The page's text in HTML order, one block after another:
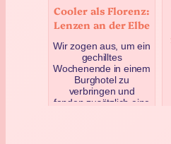
Cooler als Florenz:
Lenzen an der Elbe
Wir zogen aus, um ein
gechilltes
Wochenende in einem
Burghotel zu
verbringen und
fanden zusätzlich eine
ge…
Juli 2, 2023